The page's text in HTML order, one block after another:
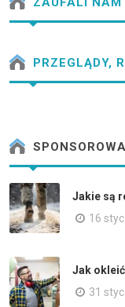
PRZEGLĄDY,
Jakie są
16
Jak
31